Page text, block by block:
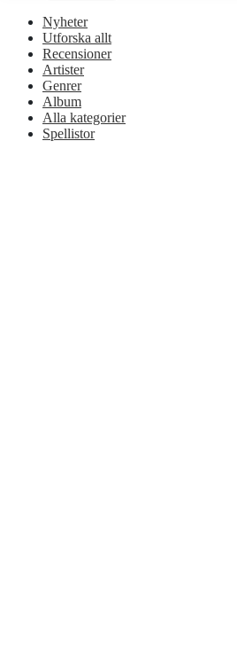
Nyheter
Utforska allt
Recensioner
Artister
Genrer
Album
Alla kategorier
Spellistor